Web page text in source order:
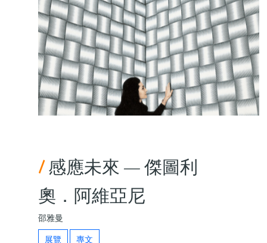
/感應未來 — 傑圖利
奧．阿維亞尼
邵雅曼
展覽 專文